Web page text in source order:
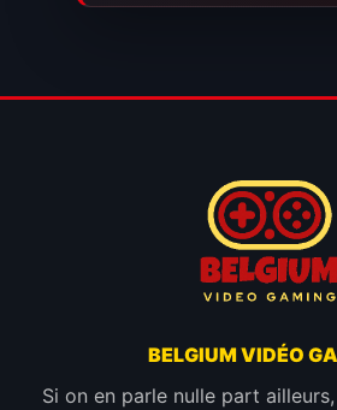
BELGIUM VIDÉO
Si on en parle nulle part